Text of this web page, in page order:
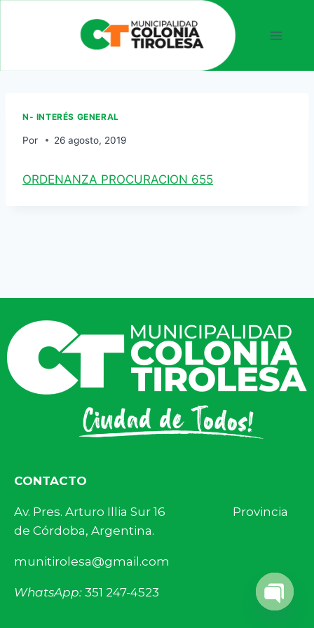
N- INTERÉS GENERAL
Por 26 agosto, 2019
ORDENANZA PROCURACION 655
CONTACTO
Av. Pres. Arturo Illia Sur 16 Provincia
de Córdoba, Argentina.
munitirolesa@gmail.com
WhatsApp: 351 247-4523